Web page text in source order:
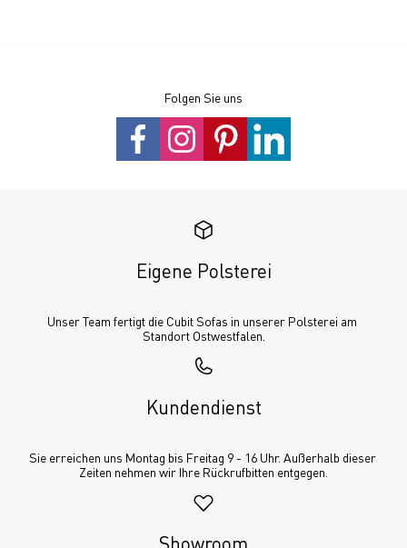
Folgen Sie uns
Eigene Polsterei
Unser Team fertigt die Cubit Sofas in unserer Polsterei am
Standort Ostwestfalen.
Kundendienst
Sie erreichen uns Montag bis Freitag 9 - 16 Uhr. Außerhalb dieser
Zeiten nehmen wir Ihre Rückrufbitten entgegen.
Showroom